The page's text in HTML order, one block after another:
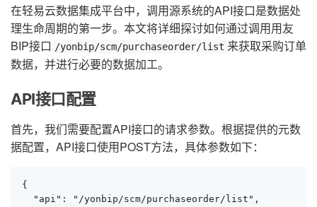
在轻易云数据集成平台中，调用源系统的API接口是数据处
理生命周期的第一步。本文将详细探讨如何通过调用用友
BIP接口 /yonbip/scm/purchaseorder/list 来获取采购订单
数据，并进行必要的数据加工。
API接口配置
首先，我们需要配置API接口的请求参数。根据提供的元数
据配置，API接口使用POST方法，具体参数如下：
{
  "api": "/yonbip/scm/purchaseorder/list",